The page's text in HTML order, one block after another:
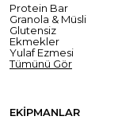
Protein Bar
Granola & Müsli
Glutensiz
Ekmekler
Yulaf Ezmesi
Tümünü Gör
EKİPMANLAR